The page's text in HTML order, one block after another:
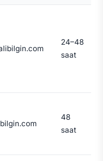
24–48
saat
48
saat